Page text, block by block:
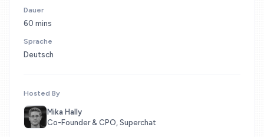
Dauer
60 mins
Sprache
Deutsch
Hosted By
Mika Hally
Co-Founder & CPO, Superchat